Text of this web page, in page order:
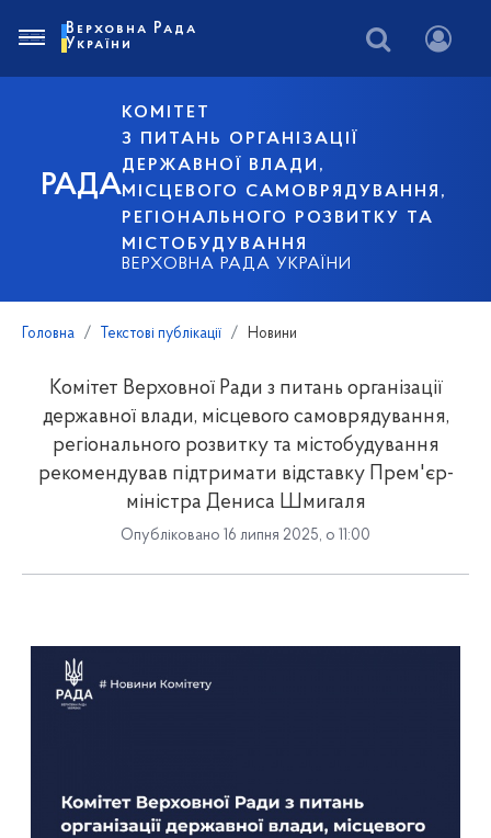
РАДА
КОМІТЕТ
З ПИТАНЬ ОРГАНІЗАЦІЇ
ДЕРЖАВНОЇ ВЛАДИ,
МІСЦЕВОГО САМОВРЯДУВАННЯ,
РЕГІОНАЛЬНОГО РОЗВИТКУ ТА
МІСТОБУДУВАННЯ
ВЕРХОВНА РАДА УКРАЇНИ
Верховна Рада
України
Головна Текстові публікації Новини
Комітет Верховної Ради з питань організації
державної влади, місцевого самоврядування,
регіонального розвитку та містобудування
рекомендував підтримати відставку Прем'єр-
міністра Дениса Шмигаля
Опубліковано 16 липня 2025, о 11:00